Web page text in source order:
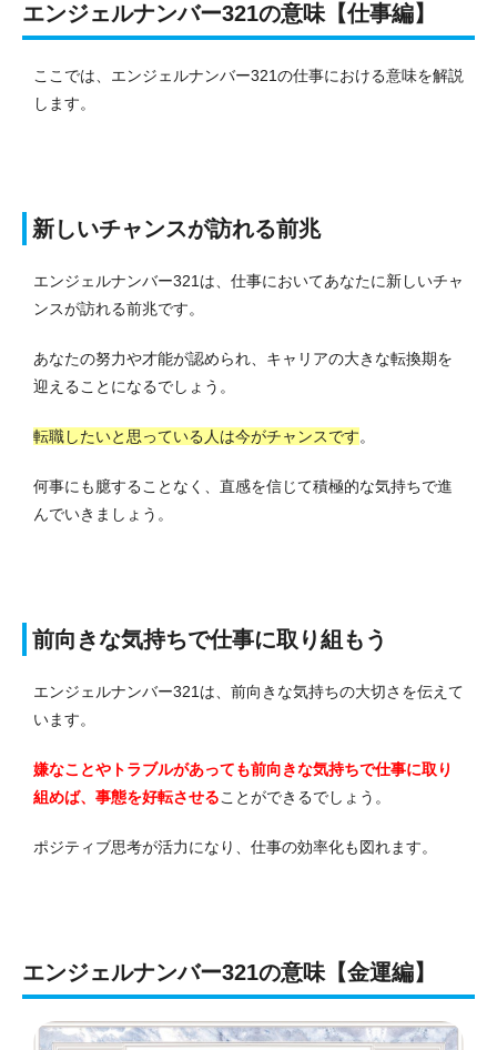
エンジェルナンバー321の意味【仕事編】
ここでは、エンジェルナンバー321の仕事における意味を解説
します。
新しいチャンスが訪れる前兆
エンジェルナンバー321は、仕事においてあなたに新しいチャ
ンスが訪れる前兆です。
あなたの努力や才能が認められ、キャリアの大きな転換期を
迎えることになるでしょう。
転職したいと思っている人は今がチャンスです。
何事にも臆することなく、直感を信じて積極的な気持ちで進
んでいきましょう。
前向きな気持ちで仕事に取り組もう
エンジェルナンバー321は、前向きな気持ちの大切さを伝えて
います。
嫌なことやトラブルがあっても前向きな気持ちで仕事に取り
組めば、事態を好転させることができるでしょう。
ポジティブ思考が活力になり、仕事の効率化も図れます。
エンジェルナンバー321の意味【金運編】